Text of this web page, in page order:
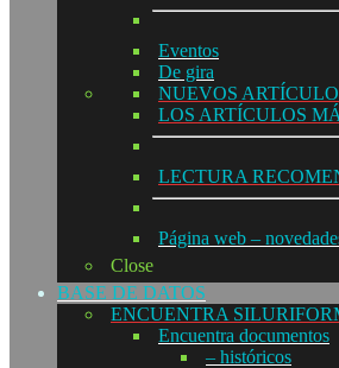
Eventos
De gira
NUEVOS
LOS ARTÍCULOS
LECTURA
Página web –
Close
BASE DE DATOS
ENCUENTRA
Encuentra documentos
– históricos